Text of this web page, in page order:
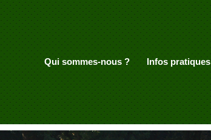
Qui sommes-nous ? Infos pratiques